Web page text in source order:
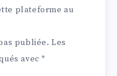
plateforme au
publiée. Les
avec*